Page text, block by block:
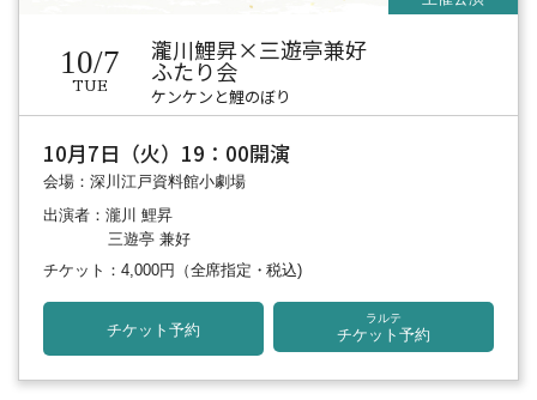
10/7
TUE
瀧川鯉昇×三遊亭兼好
ふたり会
ケンケンと鯉のぼり
10月7日（火）19：00開演
会場：深川江戸資料館小劇場
出演者：瀧川 鯉昇
三遊亭 兼好
チケット：4,000円
（全席指定・税込)
チケット予約
ラルテ
チケット予約